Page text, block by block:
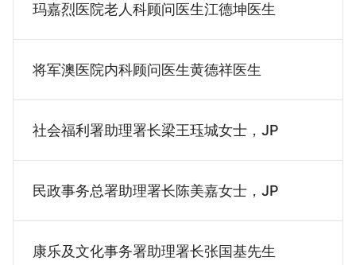
玛嘉烈医院老人科顾问医生江德坤医生
将军澳医院内科顾问医生黄德祥医生
社会福利署助理署长梁王珏城女士，JP
民政事务总署助理署长陈美嘉女士，JP
康乐及文化事务署助理署长张国基先生